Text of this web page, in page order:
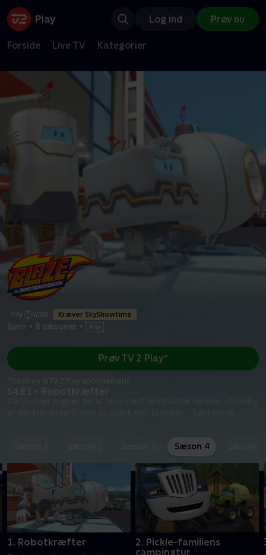
Log ind Prøv nu
Forside Live TV Kategorier
Kræver SkyShowtime
Børn • 8 sæsoner •
Prøv TV 2 Play*
*tilkøbes til TV 2 Play abonnement
Sæson 4
1. Robotkræfter
2. Pickle-familiens
campingtur